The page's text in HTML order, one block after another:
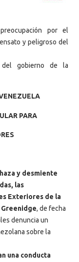
por el
y peligroso del
del gobierno de la
PARA
y desmiente
las
Exteriores de la
Greenidge, de fecha
denuncia un
sobre la
una conducta